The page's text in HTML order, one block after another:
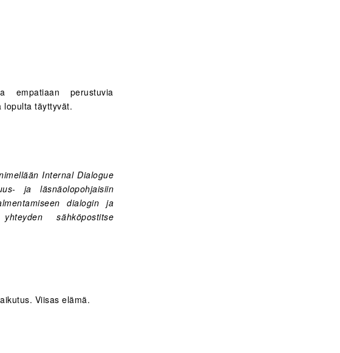
empatiaan perustuvia
lopulta täyttyvät.
Internal Dialogue
ja läsnäolopohjaisiin
dialogin ja
sähköpostitse
Viisas elämä.